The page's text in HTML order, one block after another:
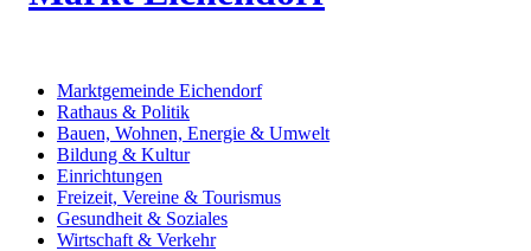
Marktgemeinde Eichendorf
Rathaus & Politik
Bauen, Wohnen, Energie & Umwelt
Bildung & Kultur
Einrichtungen
Freizeit, Vereine & Tourismus
Gesundheit & Soziales
Wirtschaft & Verkehr